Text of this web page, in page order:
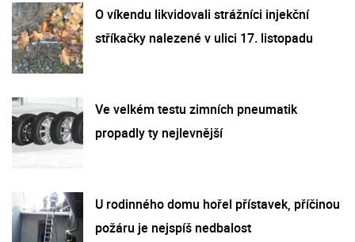
O víkendu likvidovali strážníci injekční
stříkačky nalezené v ulici 17. listopadu
Ve velkém testu zimních pneumatik
propadly ty nejlevnější
U rodinného domu hořel přístavek, příčinou
požáru je nejspíš nedbalost